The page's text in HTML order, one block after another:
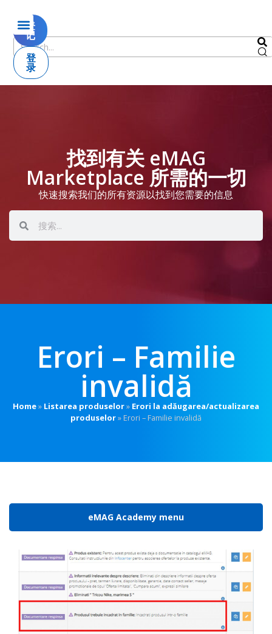
登
记
登
录
找到有关 eMAG
Marketplace 所需的一切
快速搜索我们的所有资源以找到您需要的信息
Erori – Familie
invalidă
Home» Listarea produselor» Erori la adăugarea/actualizarea
produselor»Erori – Familie invalidă
eMAG Academy menu